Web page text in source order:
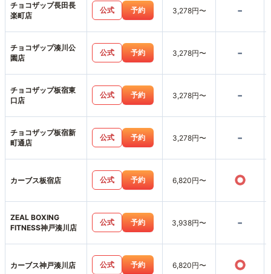
チョコザップ長田長
楽町店
公式 予約 3,278円〜 -
チョコザップ湊川公
園店
公式 予約 3,278円〜 -
チョコザップ板宿東
口店
公式 予約 3,278円〜 -
チョコザップ板宿新
町通店
公式 予約 3,278円〜 -
カーブス板宿店 公式 予約 6,820円〜 ○
ZEAL BOXING
FITNESS神戸湊川店
公式 予約 3,938円〜 -
カーブス神戸湊川店 公式 予約 6,820円〜 ○